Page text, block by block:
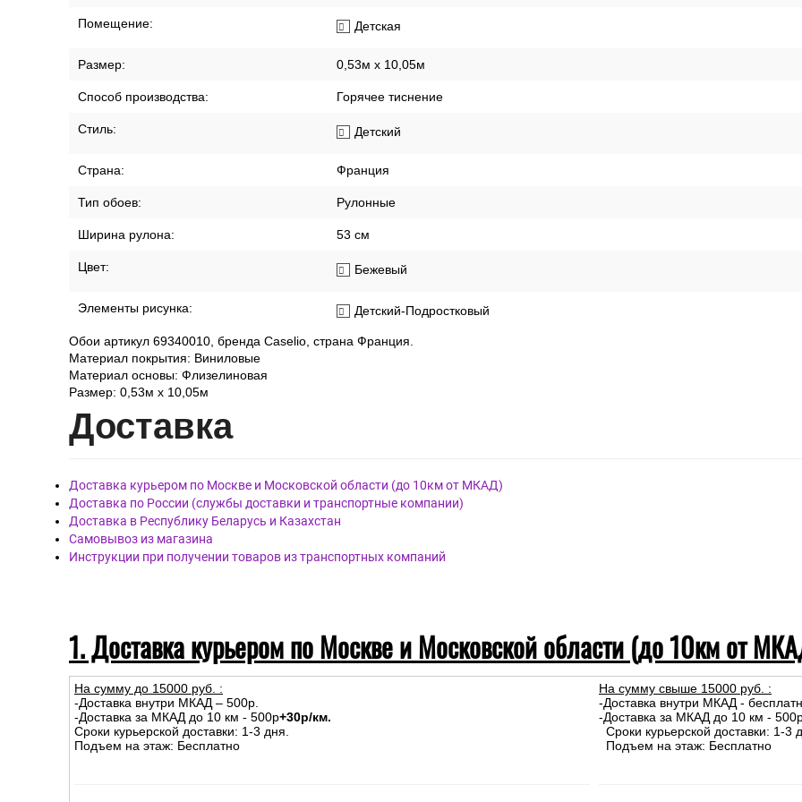
Помещение: Детская
Размер: 0,53м x 10,05м
Способ производства: Горячее тиснение
Стиль: Детский
Страна: Франция
Тип обоев: Рулонные
Ширина рулона: 53 см
Цвет: Бежевый
Элементы рисунка: Детский-Подростковый
Обои артикул 69340010, бренда Caselio, страна Франция.
Материал покрытия: Виниловые
Материал основы: Флизелиновая
Размер: 0,53м x 10,05м
Доставка
Доставка курьером по Москве и Московской области (до 10км от МКАД)
Доставка по России (службы доставки и транспортные компании)
Доставка в Республику Беларусь и Казахстан
Самовывоз из магазина
Инструкции при получении товаров из транспортных компаний
1. Доставка курьером по Москве и Московской области (до 10км от
На сумму до 15000 руб. :
-Доставка внутри МКАД – 500р.
-Доставка за МКАД до 10 км - 500р+30р/км.
Сроки курьерской доставки: 1-3 дня.
Подъем на этаж: Бесплатно
На сумму свыше 15000 руб. :
-Доставка внутри МКАД -
-Доставка за МКАД до 10 км -
Сроки курьерской доставки: 1-3
Подъем на этаж: Бесплатно